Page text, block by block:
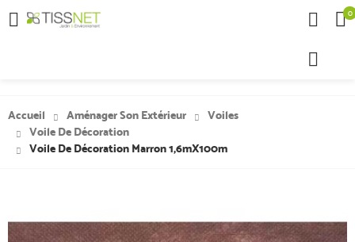
 0
Accueil Aménager Son Extérieur
Voiles
Voile De Décoration
Voile De Décoration Marron 1,6mX100m